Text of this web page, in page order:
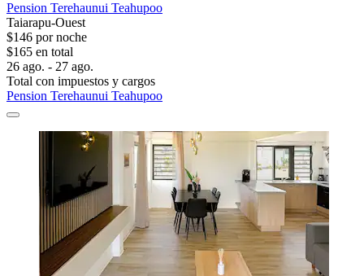
Pension Terehaunui Teahupoo
Taiarapu-Ouest
$146 por noche
$165 en total
26 ago. - 27 ago.
Total con impuestos y cargos
Pension Terehaunui Teahupoo